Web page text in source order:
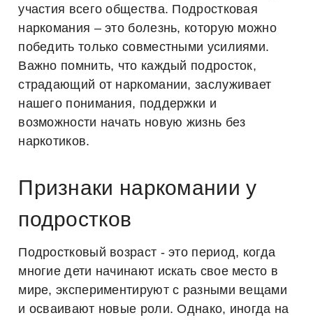
участия всего общества. Подростковая
наркомания – это болезнь, которую можно
победить только совместными усилиями.
Важно помнить, что каждый подросток,
страдающий от наркомании, заслуживает
нашего понимания, поддержки и
возможности начать новую жизнь без
наркотиков.
Признаки наркомании у
подростков
Подростковый возраст - это период, когда
многие дети начинают искать свое место в
мире, экспериментируют с разными вещами
и осваивают новые роли. Однако, иногда на